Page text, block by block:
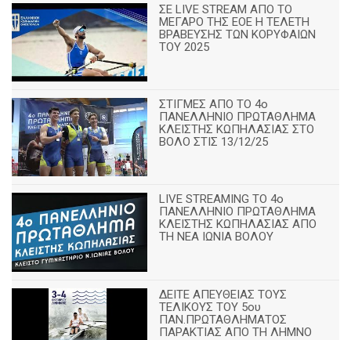
ΣΕ LIVE STREAM ΑΠΟ ΤΟ
ΜΕΓΑΡΟ ΤΗΣ ΕΟΕ Η ΤΕΛΕΤΗ
ΒΡΑΒΕΥΣΗΣ ΤΩΝ ΚΟΡΥΦΑΙΩΝ
ΤΟΥ 2025
ΣΤΙΓΜΕΣ ΑΠΟ ΤΟ 4ο
ΠΑΝΕΛΛΗΝΙΟ ΠΡΩΤΑΘΛΗΜΑ
ΚΛΕΙΣΤΗΣ ΚΩΠΗΛΑΣΙΑΣ ΣΤΟ
ΒΟΛΟ ΣΤΙΣ 13/12/25
LIVE STREAMING ΤΟ 4ο
ΠΑΝΕΛΛΗΝΙΟ ΠΡΩΤΑΘΛΗΜΑ
ΚΛΕΙΣΤΗΣ ΚΩΠΗΛΑΣΙΑΣ ΑΠΟ
ΤΗ ΝΕΑ ΙΩΝΙΑ ΒΟΛΟΥ
ΔΕΙΤΕ ΑΠΕΥΘΕΙΑΣ ΤΟΥΣ
ΤΕΛΙΚΟΥΣ ΤΟΥ 5ου
ΠΑΝ.ΠΡΩΤΑΘΛΗΜΑΤΟΣ
ΠΑΡΑΚΤΙΑΣ ΑΠΟ ΤΗ ΛΗΜΝΟ